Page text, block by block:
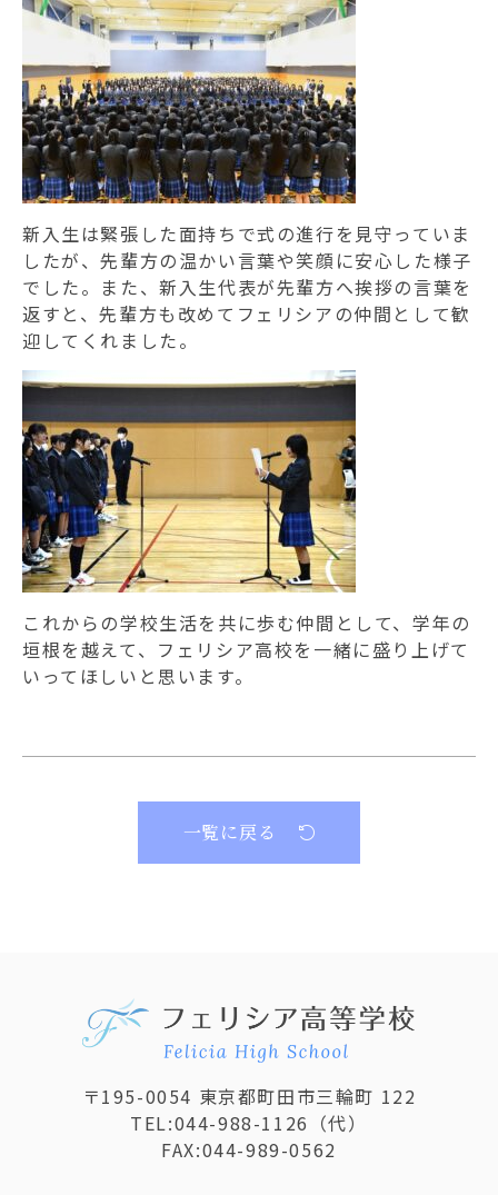
学校法人明泉学園
フェリシアこども短期大学
認定こども園フェリシア幼稚園
鶴川フェリシア保育園・成瀬フェリシア保育園
児童発達支援事業所フェリシアにじいろルーム
新入生は緊張した面持ちで式の進行を見守っていま
したが、先輩方の温かい言葉や笑顔に安心した様子
でした。また、新入生代表が先輩方へ挨拶の言葉を
返すと、先輩方も改めてフェリシアの仲間として歓
迎してくれました。
これからの学校生活を共に歩む仲間として、学年の
垣根を越えて、フェリシア高校を一緒に盛り上げて
いってほしいと思います。
一覧に戻る
〒195-0054 東京都町田市三輪町 122
TEL:044-988-1126 （代）
FAX:044-989-0562